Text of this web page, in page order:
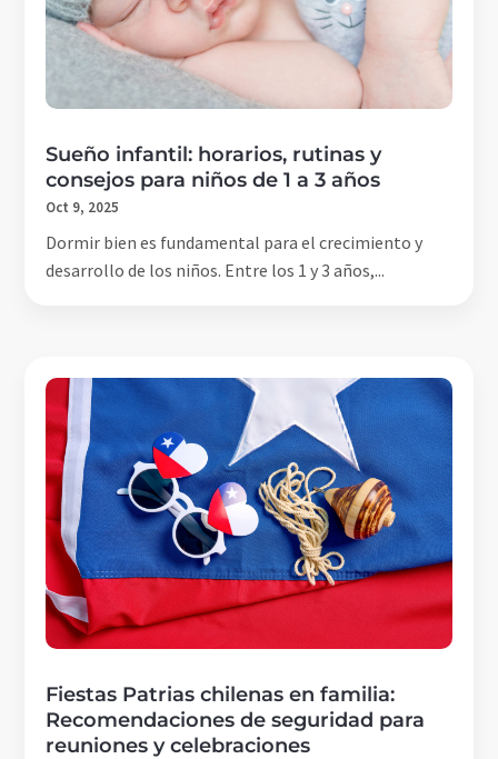
Sueño infantil: horarios, rutinas y
consejos para niños de 1 a 3 años
Oct 9, 2025
Dormir bien es fundamental para el crecimiento y
desarrollo de los niños. Entre los 1 y 3 años,...
Fiestas Patrias chilenas en familia:
Recomendaciones de seguridad para
reuniones y celebraciones